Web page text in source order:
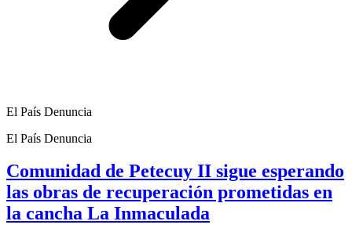
El País Denuncia
El País Denuncia
Comunidad de Petecuy II sigue esperando
las obras de recuperación prometidas en
la cancha La Inmaculada